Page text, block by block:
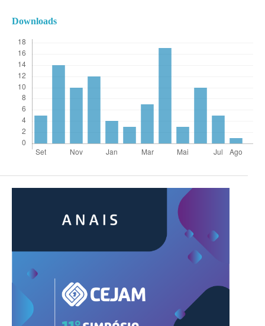
Downloads